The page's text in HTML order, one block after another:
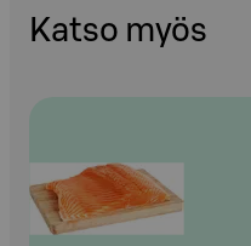
Katso myös